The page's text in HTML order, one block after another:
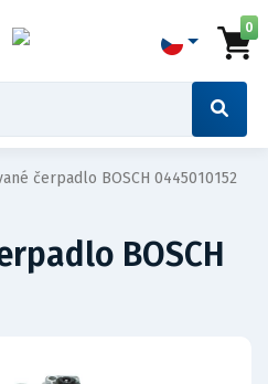
0
čerpadlo BOSCH 0445010152
BOSCH